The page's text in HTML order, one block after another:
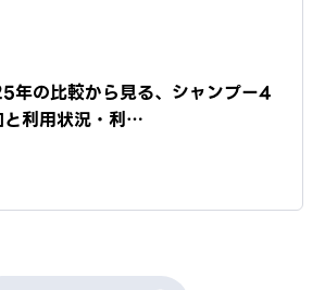
の比較から見る、シャンプー4
と利用状況・利…